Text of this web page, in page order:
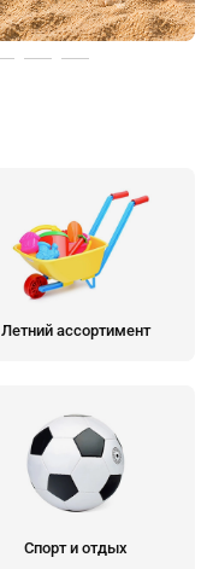
Летний ассортимент
Спорт и отдых